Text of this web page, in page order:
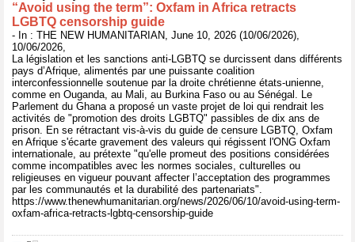
“Avoid using the term”: Oxfam in Africa retracts
LGBTQ censorship guide
- In : THE NEW HUMANITARIAN, June 10, 2026 (10/06/2026),
10/06/2026,
La législation et les sanctions anti-LGBTQ se durcissent dans différents
pays d’Afrique, alimentés par une puissante coalition
interconfessionnelle soutenue par la droite chrétienne états-unienne,
comme en Ouganda, au Mali, au Burkina Faso ou au Sénégal. Le
Parlement du Ghana a proposé un vaste projet de loi qui rendrait les
activités de "promotion des droits LGBTQ" passibles de dix ans de
prison. En se rétractant vis-à-vis du guide de censure LGBTQ, Oxfam
en Afrique s'écarte gravement des valeurs qui régissent l'ONG Oxfam
internationale, au prétexte "qu'elle promeut des positions considérées
comme incompatibles avec les normes sociales, culturelles ou
religieuses en vigueur pouvant affecter l’acceptation des programmes
par les communautés et la durabilité des partenariats".
https://www.thenewhumanitarian.org/news/2026/06/10/avoid-using-term-
oxfam-africa-retracts-lgbtq-censorship-guide